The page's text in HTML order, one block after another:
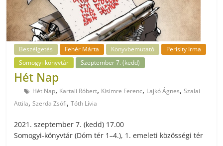
Beszélgetés Fehér Márta Könyvbemutató
Perisity Irma
Somogyi-könyvtár
Szeptember 7. (kedd)
Hét Nap
Hét Nap, Kartali Róbert, Kisimre Ferenc, Lajkó Ágnes,Szalai
Attila,Szerda Zsófi,Tóth Lívia
2021. szeptember 7. (kedd) 17.00
Somogyi-könyvtár (Dóm tér 1–4.), 1. emeleti közösségi tér